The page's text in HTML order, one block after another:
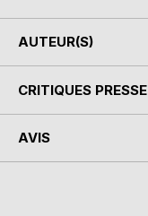
AUTEUR(S)
CRITIQUES PRESSE
AVIS